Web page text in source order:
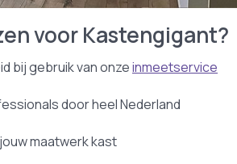
voor Kastengigant?
bij gebruik van onzeinmeetservice
door heel Nederland
maatwerk kast